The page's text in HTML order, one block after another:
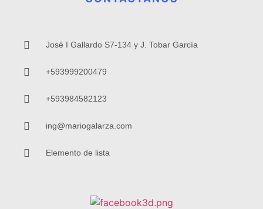
José I Gallardo S7-134 y J. Tobar García
+593999200479
+593984582123
ing@mariogalarza.com
Elemento de lista